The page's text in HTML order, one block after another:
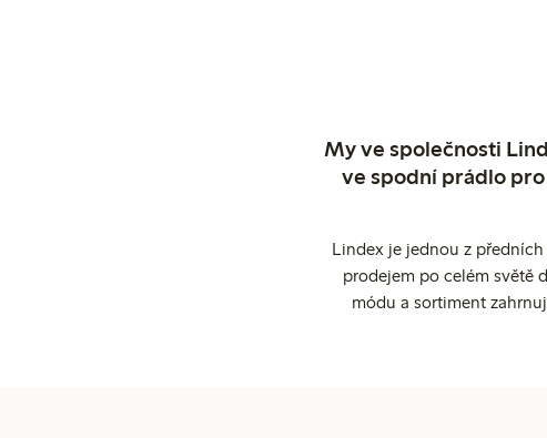
My ve společnosti
ve spodní prádlo
Lindex je jednou z
prodejem po celém světě
módu a sortiment